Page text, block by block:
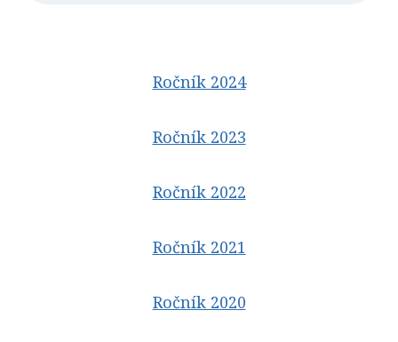
Ročník 2024
Ročník 2023
Ročník 2022
Ročník 2021
Ročník 2020